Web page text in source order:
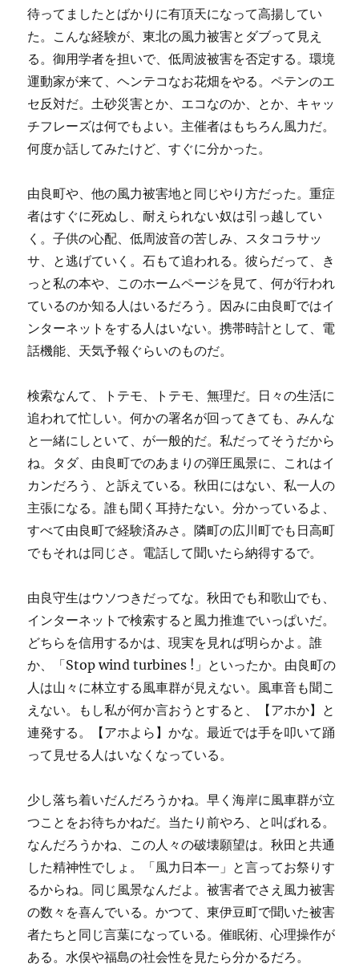
待ってましたとばかりに有頂天になって高揚してい
た。こんな経験が、東北の風力被害とダブって見え
る。御用学者を担いで、低周波被害を否定する。環境
運動家が来て、ヘンテコなお花畑をやる。ペテンのエ
セ反対だ。土砂災害とか、エコなのか、とか、キャッ
チフレーズは何でもよい。主催者はもちろん風力だ。
何度か話してみたけど、すぐに分かった。
由良町や、他の風力被害地と同じやり方だった。重症
者はすぐに死ぬし、耐えられない奴は引っ越してい
く。子供の心配、低周波音の苦しみ、スタコラサッ
サ、と逃げていく。石もて追われる。彼らだって、き
っと私の本や、このホームページを見て、何が行われ
ているのか知る人はいるだろう。因みに由良町ではイ
ンターネットをする人はいない。携帯時計として、電
話機能、天気予報ぐらいのものだ。
検索なんて、トテモ、トテモ、無理だ。日々の生活に
追われて忙しい。何かの署名が回ってきても、みんな
と一緒にしといて、が一般的だ。私だってそうだから
ね。タダ、由良町でのあまりの弾圧風景に、これはイ
カンだろう、と訴えている。秋田にはない、私一人の
主張になる。誰も聞く耳持たない。分かっているよ、
すべて由良町で経験済みさ。隣町の広川町でも日高町
でもそれは同じさ。電話して聞いたら納得するで。
由良守生はウソつきだってな。秋田でも和歌山でも、
インターネットで検索すると風力推進でいっぱいだ。
どちらを信用するかは、現実を見れば明らかよ。誰
か、「Stop wind turbines !」といったか。由良町の
人は山々に林立する風車群が見えない。風車音も聞こ
えない。もし私が何か言おうとすると、【アホか】と
連発する。【アホよら】かな。最近では手を叩いて踊
って見せる人はいなくなっている。
少し落ち着いだんだろうかね。早く海岸に風車群が立
つことをお待ちかねだ。当たり前やろ、と叫ばれる。
なんだろうかね、この人々の破壊願望は。秋田と共通
した精神性でしょ。「風力日本一」と言ってお祭りす
るからね。同じ風景なんだよ。被害者でさえ風力被害
の数々を喜んでいる。かつて、東伊豆町で聞いた被害
者たちと同じ言葉になっている。催眠術、心理操作が
ある。水俣や福島の社会性を見たら分かるだろ。